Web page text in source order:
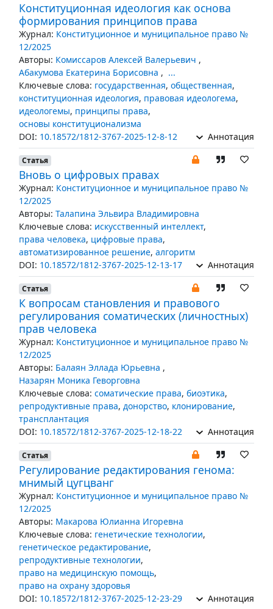
Конституционная идеология как основа
формирования принципов права
Журнал: Конституционное и муниципальное право №
12/2025
Авторы: Комиссаров Алексей Валерьевич ,
Абакумова Екатерина Борисовна , ...
Ключевые слова: государственная, общественная,
конституционная идеология, правовая идеологема,
идеологемы, принципы права,
основы конституционализма
DOI: 10.18572/1812-3767-2025-12-8-12 Аннотация
Статья
Вновь о цифровых правах
Журнал: Конституционное и муниципальное право №
12/2025
Авторы: Талапина Эльвира Владимировна
Ключевые слова: искусственный интеллект,
права человека, цифровые права,
автоматизированное решение, алгоритм
DOI: 10.18572/1812-3767-2025-12-13-17 Аннотация
Статья
К вопросам становления и правового
регулирования соматических (личностных)
прав человека
Журнал: Конституционное и муниципальное право №
12/2025
Авторы: Балаян Эллада Юрьевна ,
Назарян Моника Геворговна
Ключевые слова: соматические права, биоэтика,
репродуктивные права, донорство, клонирование,
трансплантация
DOI: 10.18572/1812-3767-2025-12-18-22 Аннотация
Статья
Регулирование редактирования генома:
мнимый цугцванг
Журнал: Конституционное и муниципальное право №
12/2025
Авторы: Макарова Юлианна Игоревна
Ключевые слова: генетические технологии,
генетическое редактирование,
репродуктивные технологии,
право на медицинскую помощь,
право на охрану здоровья
DOI: 10.18572/1812-3767-2025-12-23-29 Аннотация